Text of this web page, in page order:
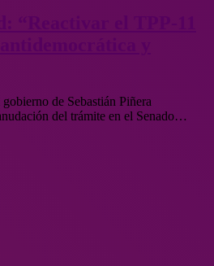
de Sebastián Piñera
del trámite en el Senado…